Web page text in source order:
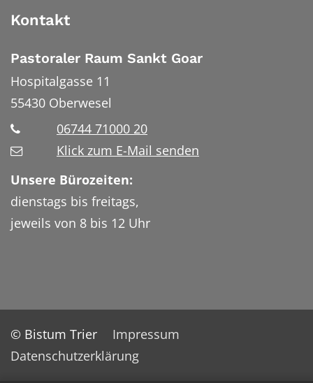
Kontakt
Pastoraler Raum Sankt Goar
Hospitalgasse 11
55430 Oberwesel
06744 71000 20
Klick zum E-Mail senden
Unsere Bürozeiten:
dienstags bis freitags,
jeweils von 8 bis 12 Uhr
© Bistum Trier
Impressum
Datenschutzerklärung